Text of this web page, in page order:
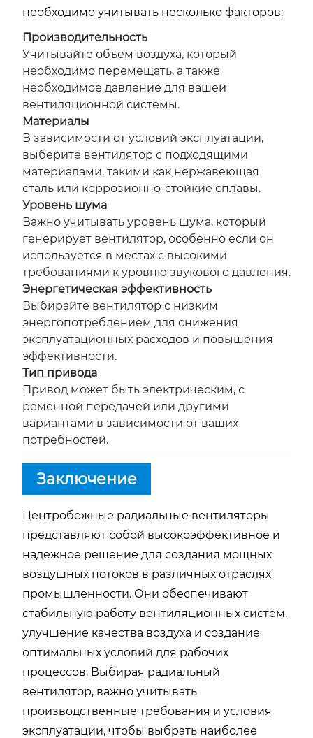
необходимо учитывать несколько факторов:
Производительность
Учитывайте объем воздуха, который
необходимо перемещать, а также
необходимое давление для вашей
вентиляционной системы.
Материалы
В зависимости от условий эксплуатации,
выберите вентилятор с подходящими
материалами, такими как нержавеющая
сталь или коррозионно-стойкие сплавы.
Уровень шума
Важно учитывать уровень шума, который
генерирует вентилятор, особенно если он
используется в местах с высокими
требованиями к уровню звукового давления.
Энергетическая эффективность
Выбирайте вентилятор с низким
энергопотреблением для снижения
эксплуатационных расходов и повышения
эффективности.
Тип привода
Привод может быть электрическим, с
ременной передачей или другими
вариантами в зависимости от ваших
потребностей.
Заключение
Центробежные радиальные вентиляторы
представляют собой высокоэффективное и
надежное решение для создания мощных
воздушных потоков в различных отраслях
промышленности. Они обеспечивают
стабильную работу вентиляционных систем,
улучшение качества воздуха и создание
оптимальных условий для рабочих
процессов. Выбирая радиальный
вентилятор, важно учитывать
производственные требования и условия
эксплуатации, чтобы выбрать наиболее